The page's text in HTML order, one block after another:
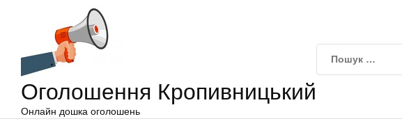
Оголошення Кропивницький
Онлайн дошка оголошень